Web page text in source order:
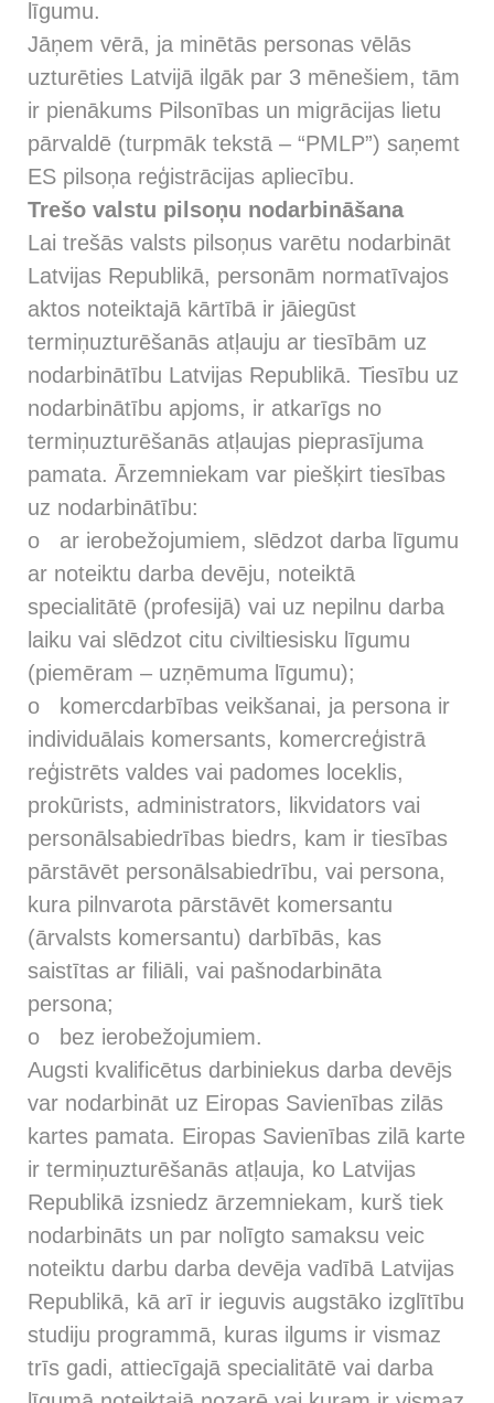
līgumu.
Jāņem vērā, ja minētās personas vēlās
uzturēties Latvijā ilgāk par 3 mēnešiem, tām
ir pienākums Pilsonības un migrācijas lietu
pārvaldē (turpmāk tekstā – “PMLP”) saņemt
ES pilsoņa reģistrācijas apliecību.
Trešo valstu pilsoņu nodarbināšana
Lai trešās valsts pilsoņus varētu nodarbināt
Latvijas Republikā, personām normatīvajos
aktos noteiktajā kārtībā ir jāiegūst
termiņuzturēšanās atļauju ar tiesībām uz
nodarbinātību Latvijas Republikā. Tiesību uz
nodarbinātību apjoms, ir atkarīgs no
termiņuzturēšanās atļaujas pieprasījuma
pamata. Ārzemniekam var piešķirt tiesības
uz nodarbinātību:
o ar ierobežojumiem, slēdzot darba līgumu
ar noteiktu darba devēju, noteiktā
specialitātē (profesijā) vai uz nepilnu darba
laiku vai slēdzot citu civiltiesisku līgumu
(piemēram – uzņēmuma līgumu);
o komercdarbības veikšanai, ja persona ir
individuālais komersants, komercreģistrā
reģistrēts valdes vai padomes loceklis,
prokūrists, administrators, likvidators vai
personālsabiedrības biedrs, kam ir tiesības
pārstāvēt personālsabiedrību, vai persona,
kura pilnvarota pārstāvēt komersantu
(ārvalsts komersantu) darbībās, kas
saistītas ar filiāli, vai pašnodarbināta
persona;
o bez ierobežojumiem.
Augsti kvalificētus darbiniekus darba devējs
var nodarbināt uz Eiropas Savienības zilās
kartes pamata. Eiropas Savienības zilā karte
ir termiņuzturēšanās atļauja, ko Latvijas
Republikā izsniedz ārzemniekam, kurš tiek
nodarbināts un par nolīgto samaksu veic
noteiktu darbu darba devēja vadībā Latvijas
Republikā, kā arī ir ieguvis augstāko izglītību
studiju programmā, kuras ilgums ir vismaz
trīs gadi, attiecīgajā specialitātē vai darba